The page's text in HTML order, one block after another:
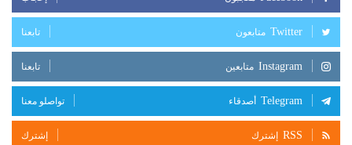
Twitter متابعون تابعنا
Instagram متابعين تابعنا
Telegram أصدقاء تواصلو معنا
RSS إشترك إشترك